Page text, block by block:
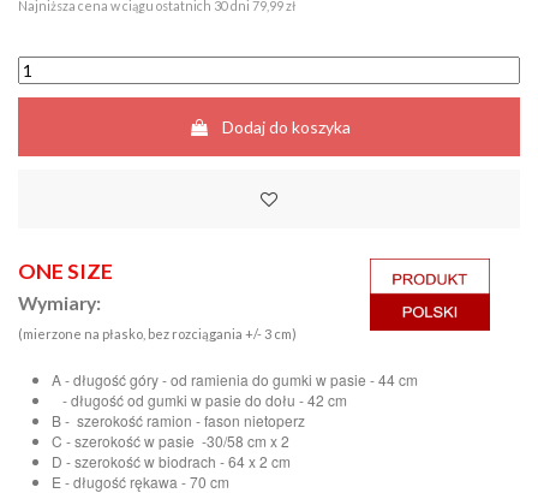
Najniższa cena w ciągu ostatnich 30 dni 79,99 zł
Dodaj do koszyka
ONE SIZE
Wymiary:
(mierzone na płasko, bez rozciągania +/- 3 cm)
A - długość góry - od ramienia do gumki w pasie - 44 cm
- długość od gumki w pasie do dołu - 42 cm
B - szerokość ramion - fason nietoperz
C - szerokość w pasie -30/58 cm x 2
D - szerokość w biodrach - 64 x 2 cm
E - długość rękawa - 70 cm